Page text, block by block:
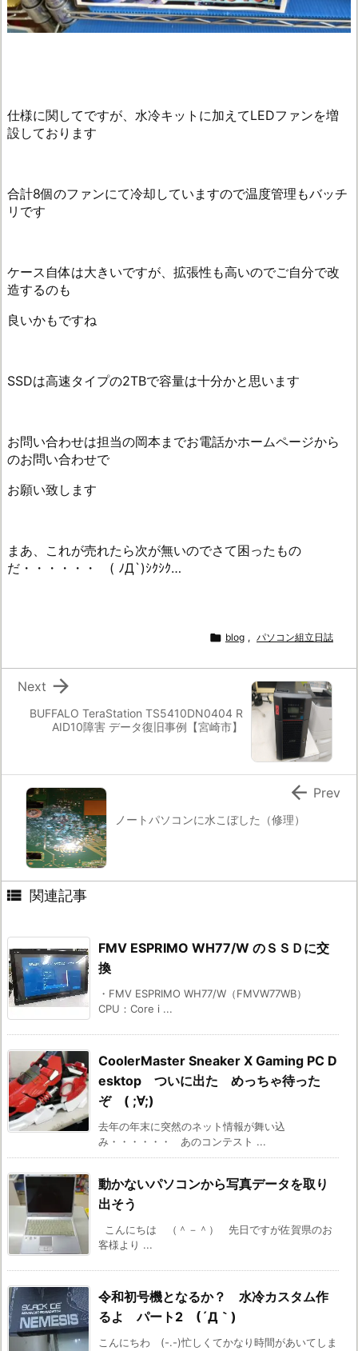
仕様に関してですが、水冷キットに加えてLEDファンを増
設しております
合計8個のファンにて冷却していますので温度管理もバッチ
リです
ケース自体は大きいですが、拡張性も高いのでご自分で改
造するのも
良いかもですね
SSDは高速タイプの2TBで容量は十分かと思います
お問い合わせは担当の岡本までお電話かホームページから
のお問い合わせで
お願い致します
まあ、これが売れたら次が無いのでさて困ったもの
だ・・・・・・ ( ﾉД`)ｼｸｼｸ…
 blog , パソコン組立日誌
BUFFALO TeraStation TS5410DN0404 R
AID10障害 データ復旧事例【宮崎市】

Next
ノートパソコンに水こぼした（修理）
 Prev
 関連記事
FMV ESPRIMO WH77/W のＳＳＤに交
換
・FMV ESPRIMO WH77/W（FMVW77WB）
CPU：Core i ...
CoolerMaster Sneaker X Gaming PC D
esktop ついに出た めっちゃ待った
ぞ ( ;∀;)
去年の年末に突然のネット情報が舞い込
み・・・・・・ あのコンテスト ...
動かないパソコンから写真データを取り
出そう
こんにちは （＾－＾） 先日ですが佐賀県のお
客様より ...
令和初号機となるか？ 水冷カスタム作
るよ パート2 (´Д｀)
こんにちわ (-.-)忙しくてかなり時間があいてしま